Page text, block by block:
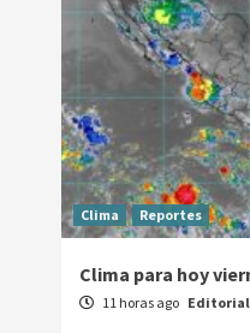
Clima Reportes
Clima para hoy
11 horas ago